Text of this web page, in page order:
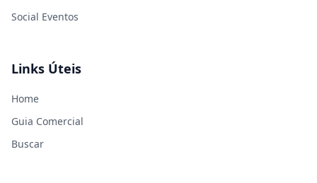
Social Eventos
Links Úteis
Home
Guia Comercial
Buscar